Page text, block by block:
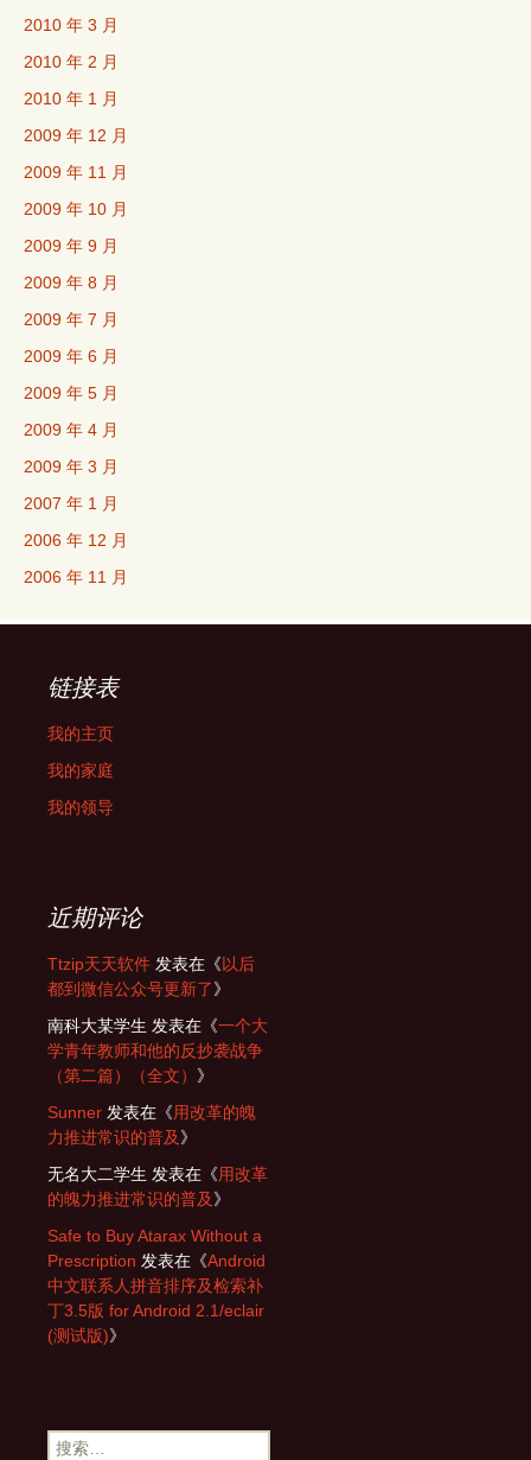
2010 年 3 月
2010 年 2 月
2010 年 1 月
2009 年 12 月
2009 年 11 月
2009 年 10 月
2009 年 9 月
2009 年 8 月
2009 年 7 月
2009 年 6 月
2009 年 5 月
2009 年 4 月
2009 年 3 月
2007 年 1 月
2006 年 12 月
2006 年 11 月
链接表
我的主页
我的家庭
我的领导
近期评论
Ttzip天天软件 发表在《以后
都到微信公众号更新了》
南科大某学生 发表在《一个大
学青年教师和他的反抄袭战争
（第二篇）（全文） 》
Sunner 发表在《用改革的魄
力推进常识的普及》
无名大二学生 发表在《用改革
的魄力推进常识的普及》
Safe to Buy Atarax Without a
Prescription 发表在《Android
中文联系人拼音排序及检索补
丁3.5版 for Android 2.1/eclair
(测试版)》
搜